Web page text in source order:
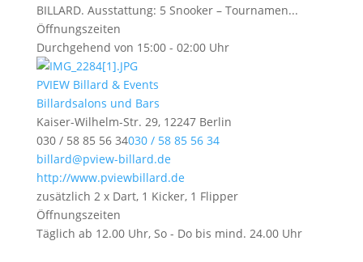
BILLARD. Ausstattung: 5 Snooker – Tournamen...
Öffnungszeiten
Durchgehend von 15:00 - 02:00 Uhr
PVIEW Billard & Events
Billardsalons und Bars
Kaiser-Wilhelm-Str. 29, 12247 Berlin
030 / 58 85 56 34030 / 58 85 56 34
billard@pview-billard.de
http://www.pviewbillard.de
zusätzlich 2 x Dart, 1 Kicker, 1 Flipper
Öffnungszeiten
Täglich ab 12.00 Uhr, So - Do bis mind. 24.00 Uhr